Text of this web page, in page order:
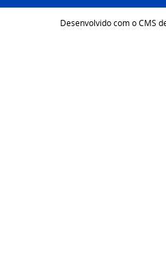
Desenvolvido com o CMS